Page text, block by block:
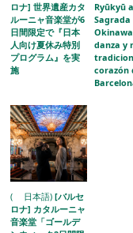
ロナ] 世界遺産カタ
ルーニャ音楽堂が6
日間限定で『日本
人向け夏休み特別
プログラム』を実
施
Ryūkyū
danza y
corazón
( 日本語)[バルセ
ロナ] カタルーニャ
音楽堂「ゴールデ